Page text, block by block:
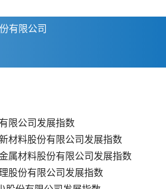
有限公司
限公司发展指数
材料股份有限公司发展指数
属材料股份有限公司发展指数
股份有限公司发展指数